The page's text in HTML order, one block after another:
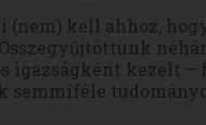
(nem) kell ahhoz,
igazságként kezelt –
semmiféle